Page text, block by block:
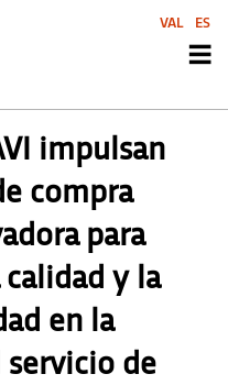
impulsan
compra
para
y la
en la
de
VAL ES